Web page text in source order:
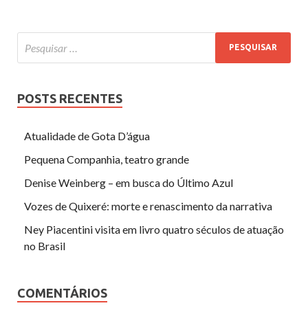
POSTS RECENTES
Atualidade de Gota D’água
Pequena Companhia, teatro grande
Denise Weinberg – em busca do Último Azul
Vozes de Quixeré: morte e renascimento da narrativa
Ney Piacentini visita em livro quatro séculos de atuação
no Brasil
COMENTÁRIOS